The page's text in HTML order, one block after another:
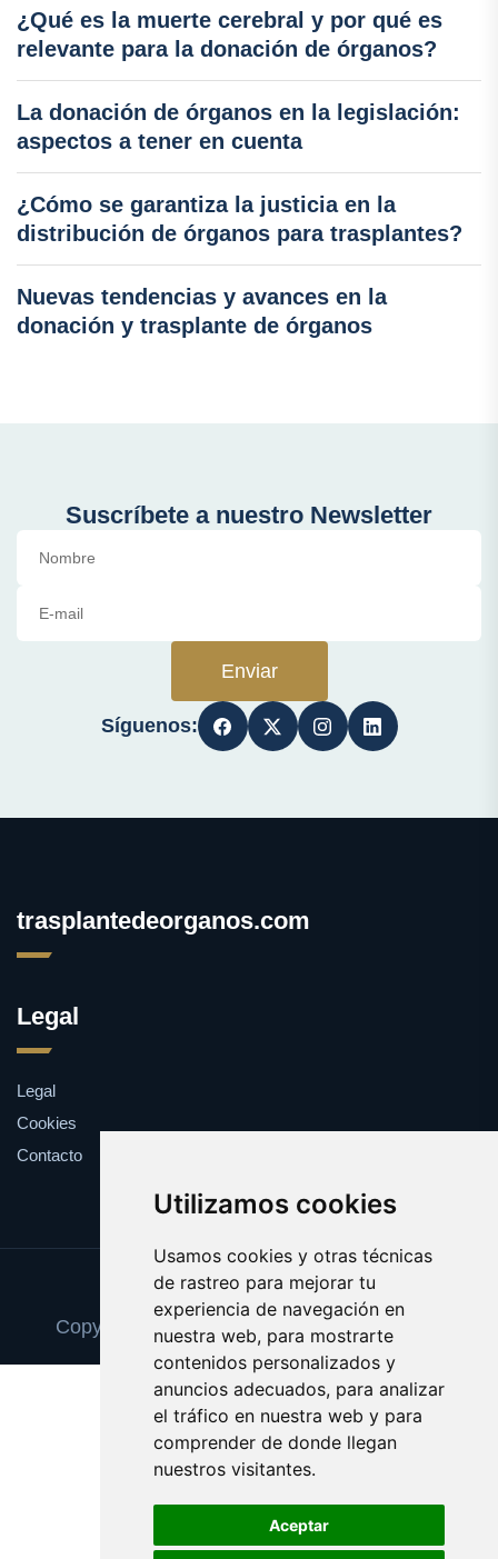
Utilizamos cookies
Usamos cookies y otras técnicas
de rastreo para mejorar tu
experiencia de navegación en
nuestra web, para mostrarte
contenidos personalizados y
anuncios adecuados, para analizar
el tráfico en nuestra web y para
comprender de donde llegan
nuestros visitantes.
Aceptar
¿Qué es la muerte cerebral y por qué es
relevante para la donación de órganos?
La donación de órganos en la legislación:
aspectos a tener en cuenta
¿Cómo se garantiza la justicia en la
distribución de órganos para trasplantes?
Nuevas tendencias y avances en la
donación y trasplante de órganos
Suscríbete a nuestro Newsletter
Enviar
Síguenos:
trasplantedeorganos.com
Legal
Legal
Cookies
Contacto
Update cookies preferences
Copyright © 2025 trasplantedeorganos.com